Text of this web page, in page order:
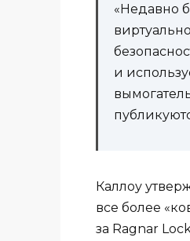
«Недавно
и
Каллоу
все более
за Ragnar